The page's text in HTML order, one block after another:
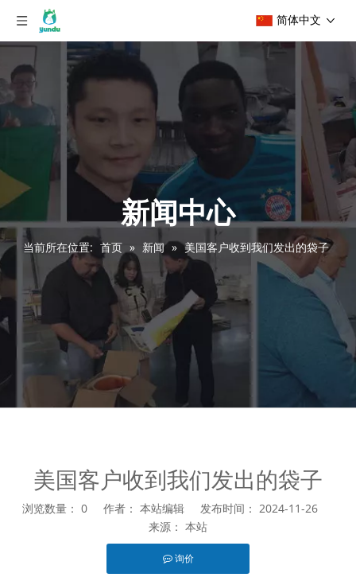
简体中文
新闻中心
当前所在位置: 首页 » 新闻 » 美国客户收到我们发出的袋子
美国客户收到我们发出的袋子
浏览数量： 0 作者： 本站编辑 发布时间： 2024-11-26
来源： 本站
询价